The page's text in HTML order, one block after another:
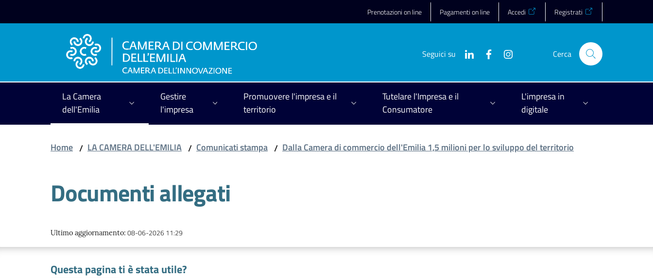
Prenotazioni on line Pagamenti on line Accedi Registrati
Seguici su Cerca
La Camera
dell'Emilia
Gestire
l'impresa
Promuovere l'impresa e il
territorio
Tutelare l'Impresa e il
Consumatore
L'impresa in
digitale
Home / LA CAMERA DELL'EMILIA / Comunicati stampa / Dalla Camera di commercio dell'Emilia 1,5 milioni per lo sviluppo del territorio
Documenti allegati
Ultimo aggiornamento: 08-06-2026 11:29
Questa pagina ti è stata utile?